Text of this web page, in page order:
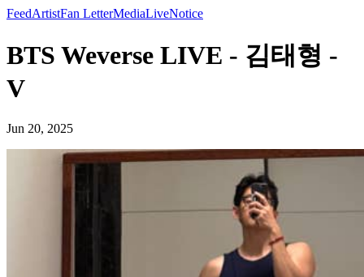
FeedArtistFan LetterMediaLiveNotice
BTS Weverse LIVE - 김태형 -
V
Jun 20, 2025